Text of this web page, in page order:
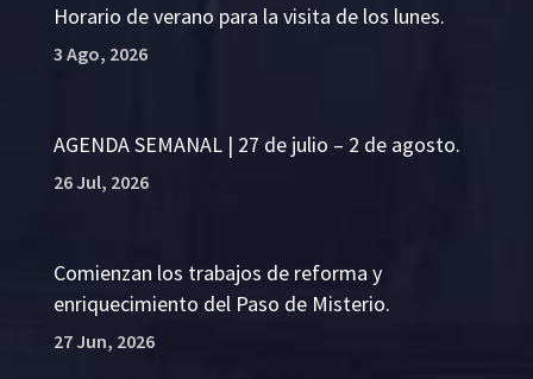
Horario de verano para la visita de los lunes.
3 Ago, 2026
AGENDA SEMANAL | 27 de julio – 2 de agosto.
26 Jul, 2026
Comienzan los trabajos de reforma y
enriquecimiento del Paso de Misterio.
27 Jun, 2026